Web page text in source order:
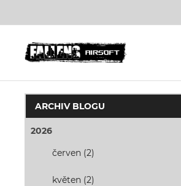
ARCHIV BLOGU
2026
červen (2)
květen (2)